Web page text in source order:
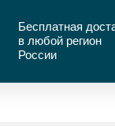
Бесплатная
в любой регион
России